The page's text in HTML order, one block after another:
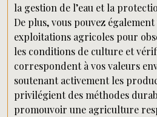
la gestion de l’eau et la
De plus, vous pouvez
exploitations agricoles pour
les conditions de culture et
correspondent à vos valeurs
soutenant activement les
privilégient des méthodes
promouvoir une agriculture